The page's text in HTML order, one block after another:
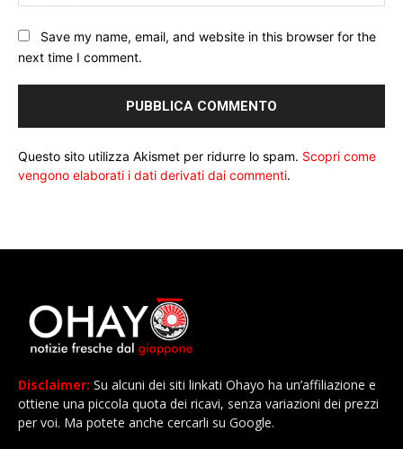
Save my name, email, and website in this browser for the
next time I comment.
Questo sito utilizza Akismet per ridurre lo spam. Scopri come
vengono elaborati i dati derivati dai commenti.
Disclaimer: Su alcuni dei siti linkati Ohayo ha un’affiliazione e
ottiene una piccola quota dei ricavi, senza variazioni dei prezzi
per voi. Ma potete anche cercarli su Google.